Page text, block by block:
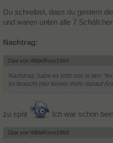
Du schreibst, dass du gestern
und waren unten alle 7
Nachtrag:
Zitat von WildeRose1964: ↑
Nachtrag: habe es jetzt mal in den
es braucht hier keiner mehr darauf
zu spät Ich war schon
Zitat von WildeRose1964: ↑